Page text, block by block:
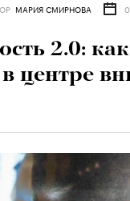
МАРИЯ СМИРНОВА
2.0: как
в центре